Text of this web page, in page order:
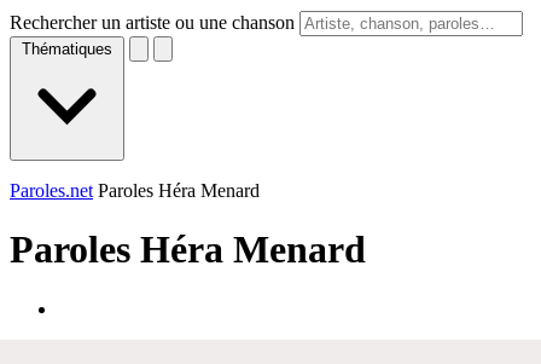
Rechercher un artiste ou une chanson
Thématiques
Paroles.net Paroles Héra Menard
Paroles Héra Menard